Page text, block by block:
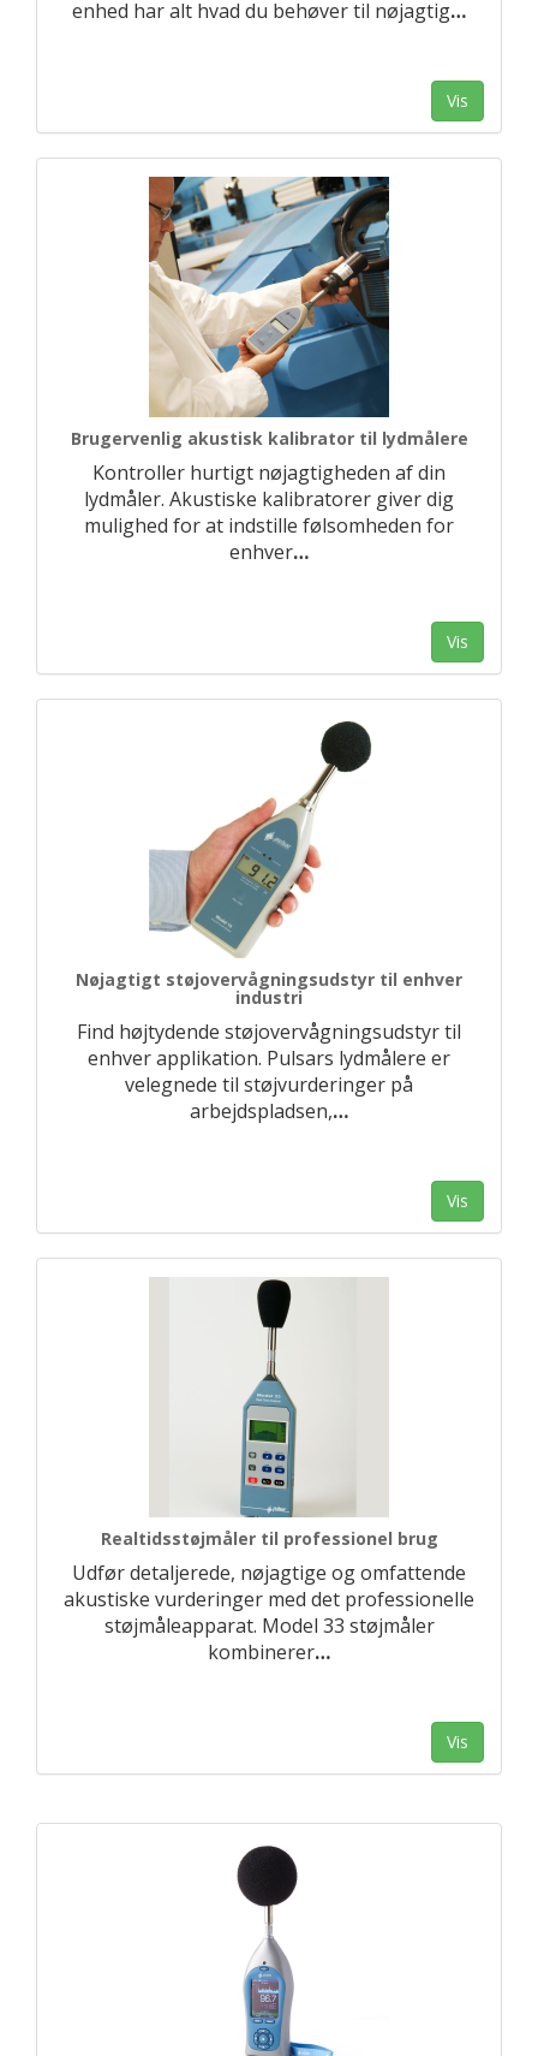
enhed har alt hvad du behøver til nøjagtig…
Vis
Brugervenlig akustisk kalibrator til lydmålere
Kontroller hurtigt nøjagtigheden af din
lydmåler. Akustiske kalibratorer giver dig
mulighed for at indstille følsomheden for
enhver…
Vis
Nøjagtigt støjovervågningsudstyr til enhver
industri
Find højtydende støjovervågningsudstyr til
enhver applikation. Pulsars lydmålere er
velegnede til støjvurderinger på
arbejdspladsen,…
Vis
Realtidsstøjmåler til professionel brug
Udfør detaljerede, nøjagtige og omfattende
akustiske vurderinger med det professionelle
støjmåleapparat. Model 33 støjmåler
kombinerer…
Vis